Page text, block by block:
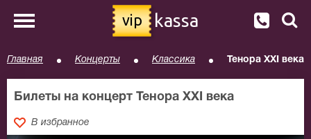
vip kassa
Главная Концерты Классика Тенора XXI века
Билеты на концерт Тенора XXI века
В избранное